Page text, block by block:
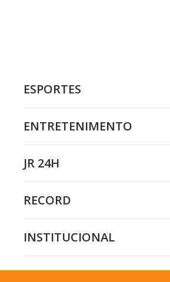
ESPORTES
ENTRETENIMENTO
JR 24H
RECORD
INSTITUCIONAL